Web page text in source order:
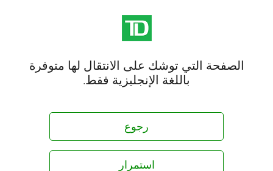
الصفحة التي توشك على الانتقال لها متوفرة
باللغة الإنجليزية فقط.
رجوع
استمرار